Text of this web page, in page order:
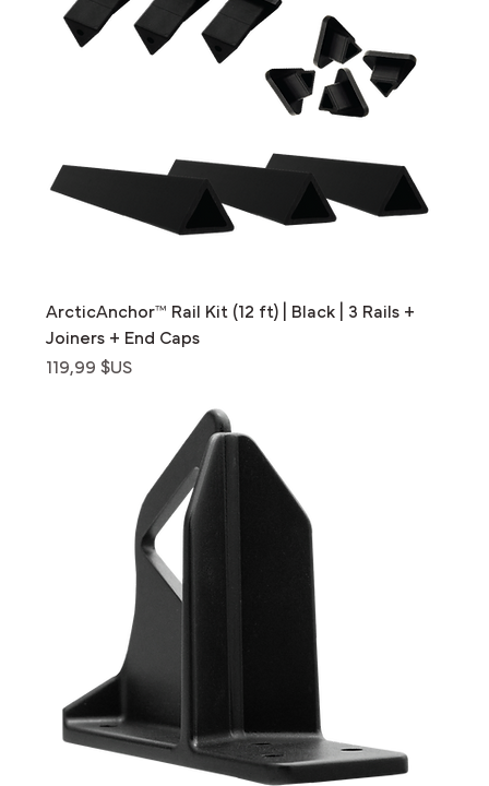
ArcticAnchor™ Rail Kit (12 ft) | Black | 3 Rails +
Joiners + End Caps
Prix
119,99 $US